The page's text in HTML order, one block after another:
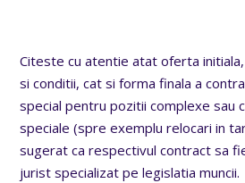
Citeste cu atentie atat oferta
si conditii, cat si forma finala a
special pentru pozitii complexe sau
speciale (spre exemplu relocari in
sugerat ca respectivul contract sa
jurist specializat pe legislatia muncii.